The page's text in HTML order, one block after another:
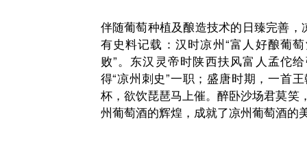
伴随葡萄种植及酿造技术的日臻完善
有史料记载：汉时凉州“富人好酿葡
败”。东汉灵帝时陕西扶风富人孟佗
得“凉州刺史”一职；盛唐时期，一首
杯，欲饮琵琶马上催。醉卧沙场君莫笑
州葡萄酒的辉煌，成就了凉州葡萄酒的